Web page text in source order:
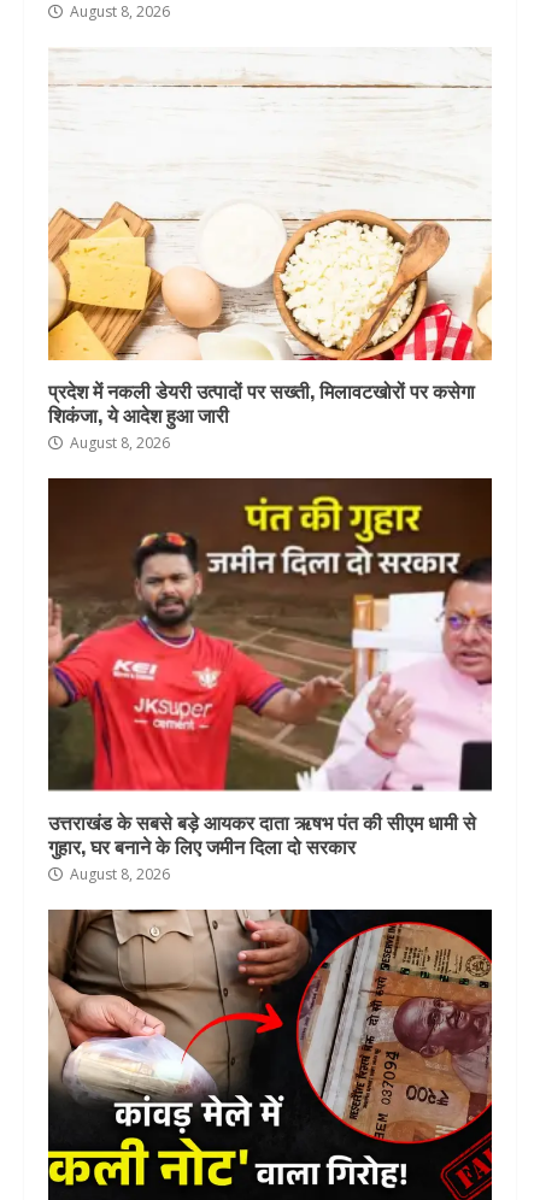
August 8, 2026
प्रदेश में नकली डेयरी उत्पादों पर सख्ती, मिलावटखोरों पर कसेगा
शिकंजा, ये आदेश हुआ जारी
August 8, 2026
उत्तराखंड के सबसे बड़े आयकर दाता ऋषभ पंत की सीएम धामी से
गुहार, घर बनाने के लिए जमीन दिला दो सरकार
August 8, 2026